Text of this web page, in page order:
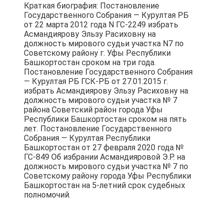
Краткая биография: Постановление
Государственного Собрания — Курултая РБ
от 22 марта 2012 года N ГС-2249 избрать
Асмандиярову Эльзу Расиховну на
должность мирового судьи участка N7 по
Советскому району г. Уфы Республики
Башкортостан сроком на три года.
Постановление Государственного Собрания
— Курултая РБ ГСК-РБ от 27.01.2015 г.
избрать Асмандиярову Эльзу Расиховну на
должность мирового судьи участка № 7
района Советский район города Уфы
Республики Башкортостан сроком на пять
лет. Постановление Государственного
Собрания — Курултая Республики
Башкортостан от 27 февраля 2020 года №
ГС-849 Об избрании Асмандияровой Э.Р. на
должность мирового судьи участка № 7 по
Советскому району города Уфы Республики
Башкортостан на 5-летний срок судебных
полномочий.